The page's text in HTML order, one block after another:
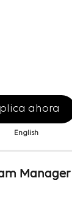
ahora
English
Manager